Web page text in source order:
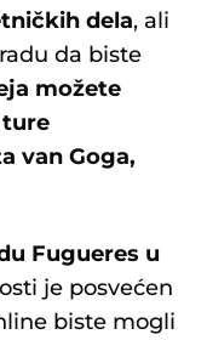
dela, ali
da biste
možete
van Goga,
Fugueres u
je posvećen
biste mogli